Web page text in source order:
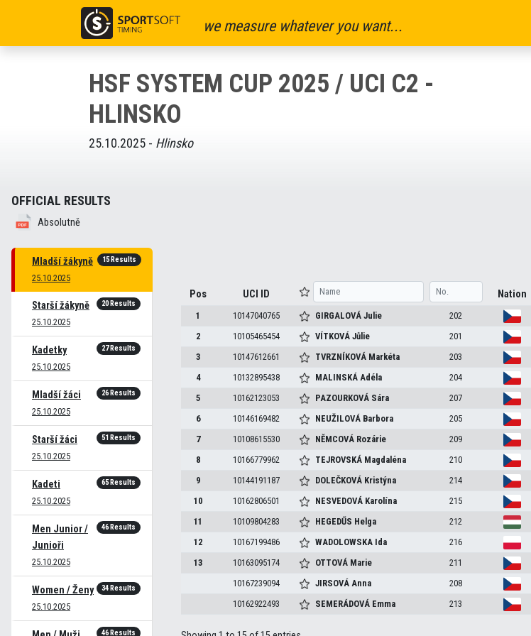
we measure whatever you want...
HSF SYSTEM CUP 2025 / UCI C2 -
HLINSKO
25.10.2025 - Hlinsko
OFFICIAL RESULTS
Absolutně
Mladší žákyně
25.10.2025
15 Results
Starší žákyně
25.10.2025
20 Results
Kadetky
25.10.2025
27 Results
Mladší žáci
25.10.2025
26 Results
Starší žáci
25.10.2025
51 Results
Kadeti
25.10.2025
65 Results
Men Junior /
Junioři
25.10.2025
46 Results
Women / Ženy
25.10.2025
34 Results
46 Results
Pos UCI ID Nation
1 10147040765 GIRGALOVÁJulie 202
2
10105465454 VÍTKOVÁJůlie 201
3
10147612661 TVRZNÍKOVÁ Markéta 203
4
10132895438 MALINSKÁAdéla 204
5
10162123053 PAZOURKOVÁ Sára 207
6
10146169482 NEUŽILOVÁ Barbora 205
7
10108615530 NĚMCOVÁ Rozárie 209
8
10166779962 TEJROVSKÁ Magdaléna 210
9
10144191187 DOLEČKOVÁ Kristýna 214
10
10162806501 NESVEDOVÁ Karolína 215
11
10109804283 HEGEDŰS Helga 212
12
10167199486 WADOLOWSKA Ida 216
13
10163095174 OTTOVÁ Marie 211
10167239094
JIRSOVÁAnna 208
10162922493
SEMERÁDOVÁ Emma 213